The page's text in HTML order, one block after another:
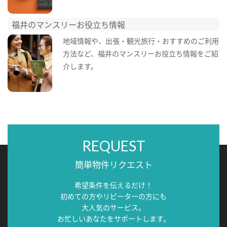
福井のマンスリーお役立ち情報
地域情報や、出張・観光旅行・おすすめのご利用
方法など、福井のマンスリーお役立ち情報をご紹
介します。
REQUEST
簡単物件リクエスト
希望条件を伝えるだけ！
初めての方やリピーターの方にも
大人気のサービス。
お忙しいあなたをサポートします。